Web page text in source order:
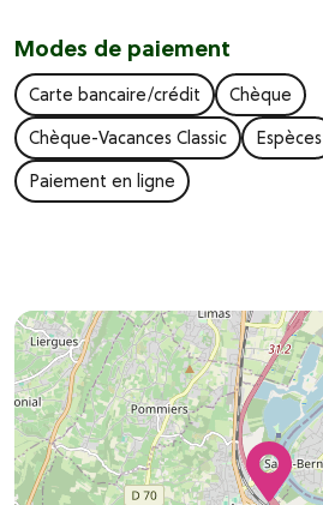
Modes de paiement
Carte bancaire/crédit
Chèque
Chèque-Vacances Classic
Espèces
Paiement en ligne